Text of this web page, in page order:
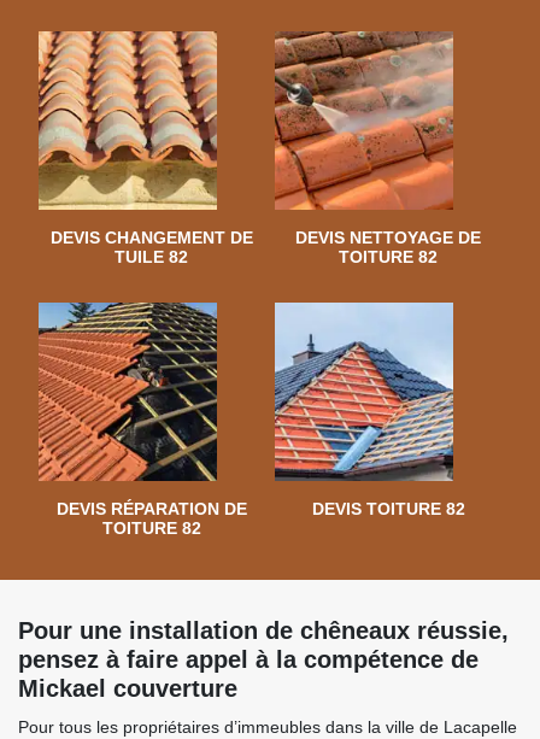
DEVIS CHANGEMENT DE
TUILE 82
DEVIS NETTOYAGE DE
TOITURE 82
DEVIS RÉPARATION DE
TOITURE 82
DEVIS TOITURE 82
Pour une installation de chêneaux réussie,
pensez à faire appel à la compétence de
Mickael couverture
Pour tous les propriétaires d’immeubles dans la ville de Lacapelle